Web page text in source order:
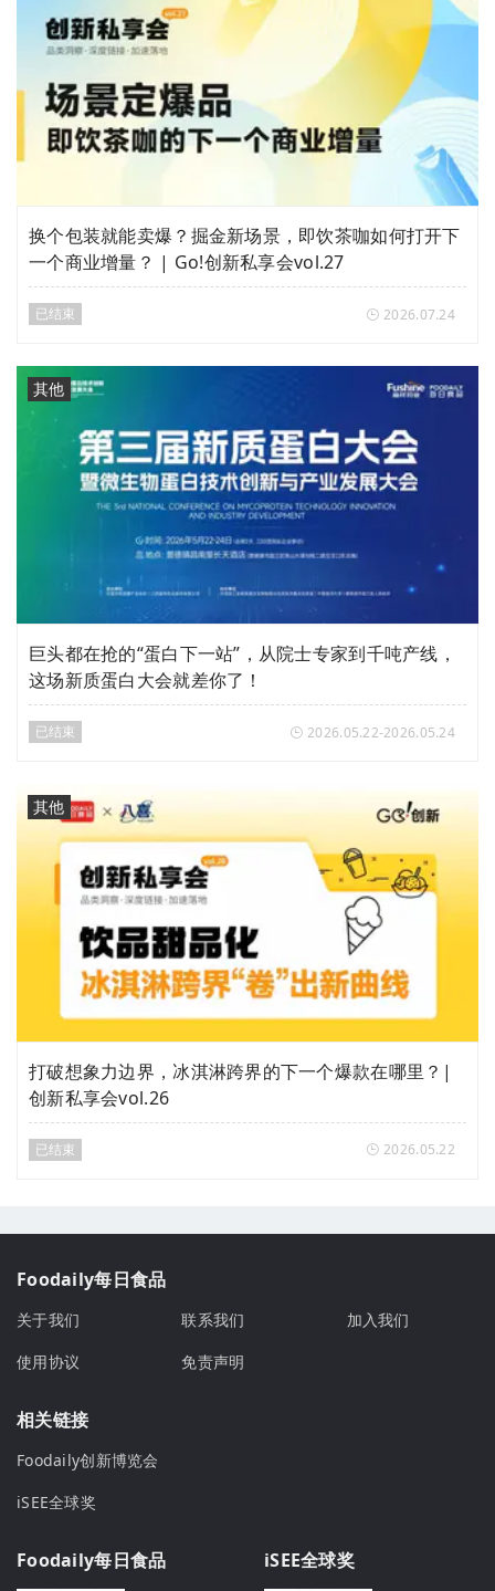
换个包装就能卖爆？掘金新场景，即饮茶咖如何打开下
一个商业增量？ | Go!创新私享会vol.27
已结束 2026.07.24
其他
巨头都在抢的“蛋白下一站”，从院士专家到千吨产线，
这场新质蛋白大会就差你了！
已结束 2026.05.22-2026.05.24
其他
打破想象力边界，冰淇淋跨界的下一个爆款在哪里？|
创新私享会vol.26
已结束 2026.05.22
Foodaily每日食品
关于我们 联系我们
加入我们
使用协议
免责声明
相关链接
Foodaily创新博览会
iSEE全球奖
Foodaily每日食品 iSEE全球奖